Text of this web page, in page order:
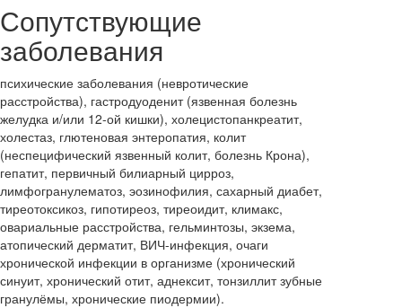
Сопутствующие
заболевания
психические заболевания (невротические
расстройства), гастродуоденит (язвенная болезнь
желудка и/или 12-ой кишки), холецистопанкреатит,
холестаз, глютеновая энтеропатия, колит
(неспецифический язвенный колит, болезнь Крона),
гепатит, первичный билиарный цирроз,
лимфогранулематоз, эозинофилия, сахарный диабет,
тиреотоксикоз, гипотиреоз, тиреоидит, климакс,
овариальные расстройства, гельминтозы, экзема,
атопический дерматит, ВИЧ-инфекция, очаги
хронической инфекции в организме (хронический
синуит, хронический отит, аднексит, тонзиллит зубные
гранулёмы, хронические пиодермии).